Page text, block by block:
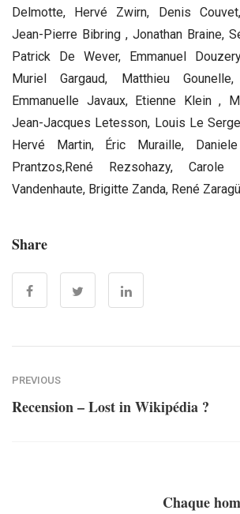
Delmotte, Hervé Zwirn, Denis
Jean-Pierre Bibring , Jonathan Braine,
Patrick De Wever, Emmanuel
Muriel Gargaud, Matthieu
Emmanuelle Javaux, Etienne Klein ,
Jean-Jacques Letesson, Louis Le
Hervé Martin, Éric Muraille,
Prantzos,René Rezsohazy,
Vandenhaute, Brigitte Zanda, René
Share
PREVIOUS
Recension – Lost in Wikipédia ?
Chaque